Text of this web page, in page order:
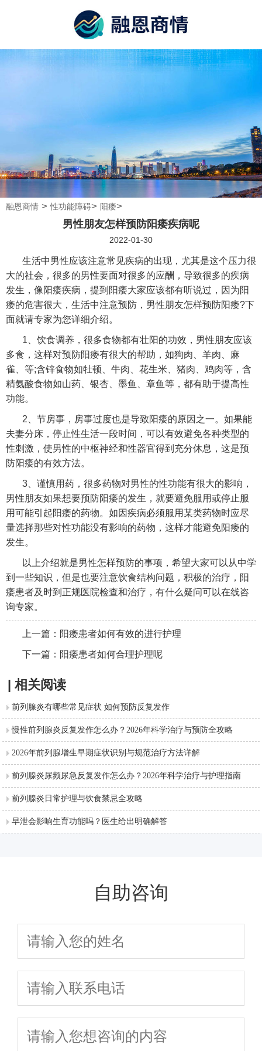
融恩商情 >性功能障碍> 阳痿>
男性朋友怎样预防阳痿疾病呢
2022-01-30
生活中男性应该注意常见疾病的出现，尤其是这个压力很
大的社会，很多的男性要面对很多的应酬，导致很多的疾病
发生，像阳痿疾病，提到阳痿大家应该都有听说过，因为阳
痿的危害很大，生活中注意预防，男性朋友怎样预防阳痿?下
面就请专家为您详细介绍。
1、饮食调养，很多食物都有壮阳的功效，男性朋友应该
多食，这样对预防阳痿有很大的帮助，如狗肉、羊肉、麻
雀、等;含锌食物如牡顿、牛肉、花生米、猪肉、鸡肉等，含
精氨酸食物如山药、银杏、墨鱼、章鱼等，都有助于提高性
功能。
2、节房事，房事过度也是导致阳痿的原因之一。如果能
夫妻分床，停止性生活一段时间，可以有效避免各种类型的
性刺激，使男性的中枢神经和性器官得到充分休息，这是预
防阳痿的有效方法。
3、谨慎用药，很多药物对男性的性功能有很大的影响，
男性朋友如果想要预防阳痿的发生，就要避免服用或停止服
用可能引起阳痿的药物。如因疾病必须服用某类药物时应尽
量选择那些对性功能没有影响的药物，这样才能避免阳痿的
发生。
以上介绍就是男性怎样预防的事项，希望大家可以从中学
到一些知识，但是也要注意饮食结构问题，积极的治疗，阳
痿患者及时到正规医院检查和治疗，有什么疑问可以在线咨
询专家。
上一篇： 阳痿患者如何有效的进行护理
下一篇： 阳痿患者如何合理护理呢
| 相关阅读
前列腺炎有哪些常见症状 如何预防反复发作
慢性前列腺炎反复发作怎么办？2026年科学治疗与预防全攻略
2026年前列腺增生早期症状识别与规范治疗方法详解
前列腺炎尿频尿急反复发作怎么办？2026年科学治疗与护理指南
前列腺炎日常护理与饮食禁忌全攻略
早泄会影响生育功能吗？医生给出明确解答
自助咨询